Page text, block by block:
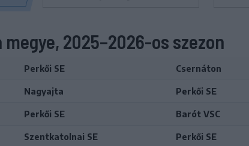
2025–2026-os szezon
Perkői SE Csernáton
Nagyajta Perkői SE
Perkői SE Barót VSC
Szentkatolnai SE Perkői SE